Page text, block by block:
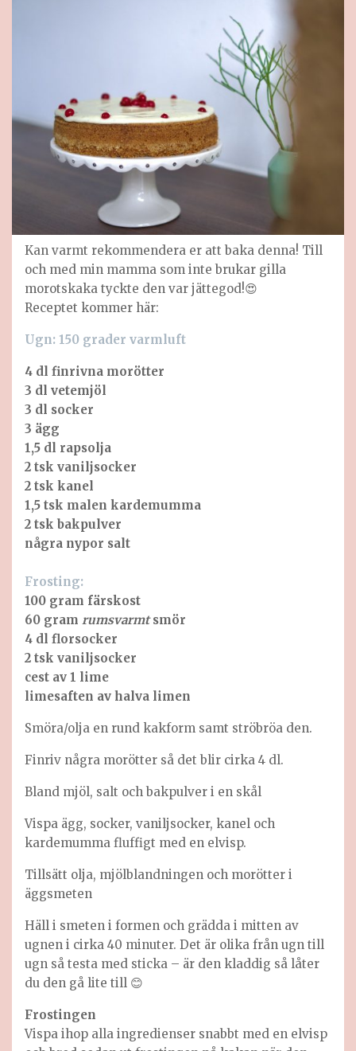
Kan varmt rekommendera er att baka denna! Till
och med min mamma som inte brukar gilla
morotskaka tyckte den var jättegod!😍
Receptet kommer här:
Ugn: 150 grader varmluft
4 dl finrivna morötter
3 dl vetemjöl
3 dl socker
3 ägg
1,5 dl rapsolja
2 tsk vaniljsocker
2 tsk kanel
1,5 tsk malen kardemumma
2 tsk bakpulver
några nypor salt
Frosting:
100 gram färskost
60 gram rumsvarmtsmör
4 dl florsocker
2 tsk vaniljsocker
cest av 1 lime
limesaften av halva limen
Smöra/olja en rund kakform samt ströbröa den.
Finriv några morötter så det blir cirka 4 dl.
Bland mjöl, salt och bakpulver i en skål
Vispa ägg, socker, vaniljsocker, kanel och
kardemumma fluffigt med en elvisp.
Tillsätt olja, mjölblandningen och morötter i
äggsmeten
Häll i smeten i formen och grädda i mitten av
ugnen i cirka 40 minuter. Det är olika från ugn till
ugn så testa med sticka – är den kladdig så låter
du den gå lite till 😊
Frostingen
Vispa ihop alla ingredienser snabbt med en elvisp